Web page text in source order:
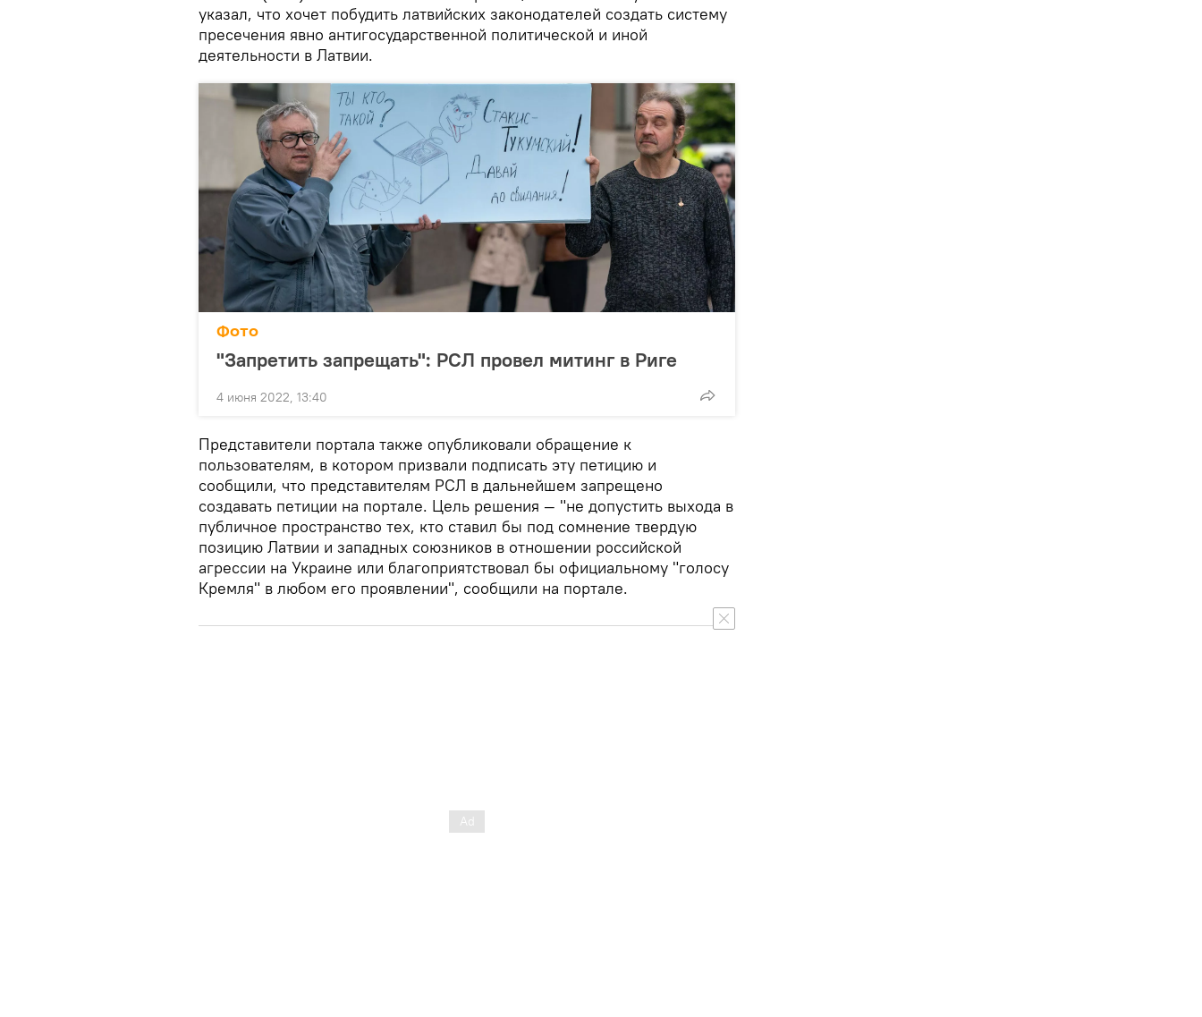
указал, что хочет побудить латвийских законодателей создать систему
пресечения явно антигосударственной политической и иной
деятельности в Латвии.
Фото
"Запретить запрещать": РСЛ провел митинг в Риге
4 июня 2022, 13:40
Представители портала также опубликовали обращение к
пользователям, в котором призвали подписать эту петицию и
сообщили, что представителям РСЛ в дальнейшем запрещено
создавать петиции на портале. Цель решения — "не допустить выхода в
публичное пространство тех, кто ставил бы под сомнение твердую
позицию Латвии и западных союзников в отношении российской
агрессии на Украине или благоприятствовал бы официальному "голосу
Кремля" в любом его проявлении", сообщили на портале.